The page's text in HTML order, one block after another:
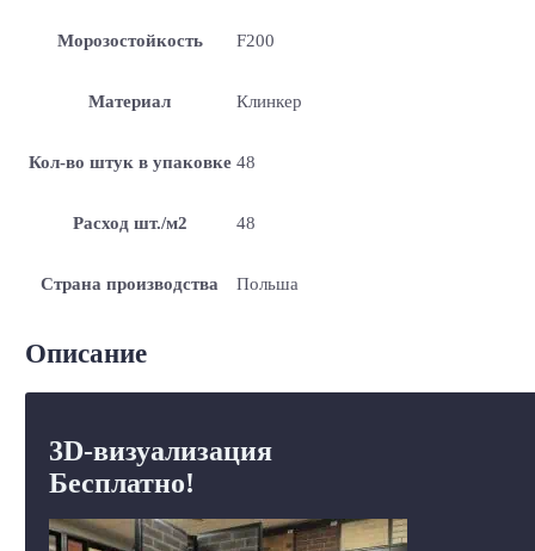
Морозостойкость F200
Материал Клинкер
Кол-во штук в упаковке 48
Расход шт./м2 48
Страна производства Польша
Описание
3D-визуализация
Бесплатно!